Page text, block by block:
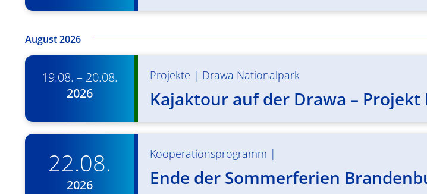
August 2026
19.08. – 20.08.
2026
Projekte | Drawa Nationalpark
Kajaktour auf der Drawa – Projekt
22.08.
2026
Kooperationsprogramm |
Ende der Sommerferien